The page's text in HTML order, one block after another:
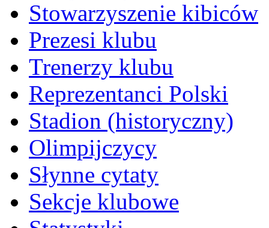
Stowarzyszenie kibiców
Prezesi klubu
Trenerzy klubu
Reprezentanci Polski
Stadion (historyczny)
Olimpijczycy
Słynne cytaty
Sekcje klubowe